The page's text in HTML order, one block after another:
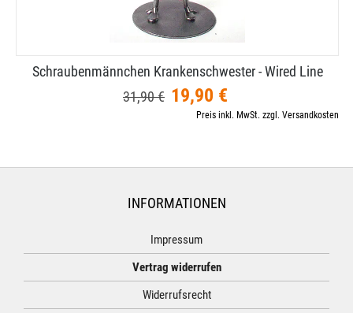
Schraubenmännchen Krankenschwester - Wired Line
31,90 € 19,90 €
Preis inkl. MwSt. zzgl. Versandkosten
INFORMATIONEN
Impressum
Vertrag widerrufen
Widerrufsrecht